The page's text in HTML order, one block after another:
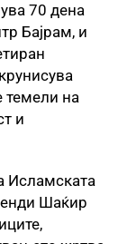
70 дена
Бајрам, и
темели на
и
Исламската
Шаќир